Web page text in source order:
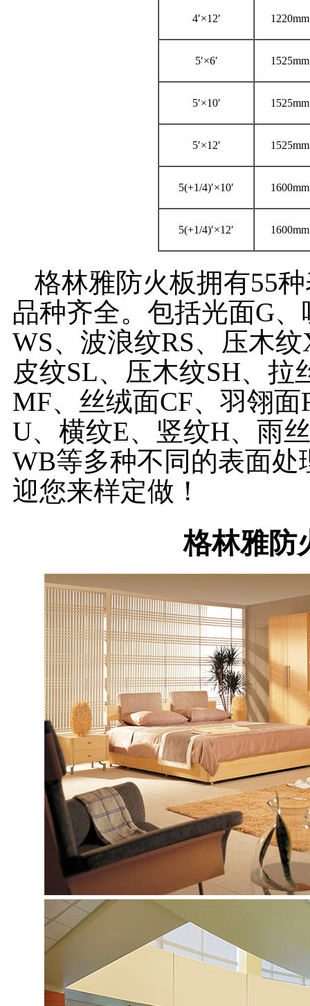
4′×12′
5′×6′
5′×10′
5′×12′
5(+1/4)′×10′
5(+1/4)′×12′
格林雅防火板拥有55
品种齐全。包括光面G
WS、波浪纹RS、压木
皮纹SL、压木纹SH、拉
MF、丝绒面CF、羽翎
U、横纹E、竖纹H、雨
WB等多种不同的表面
迎您来样定做！
格林雅防